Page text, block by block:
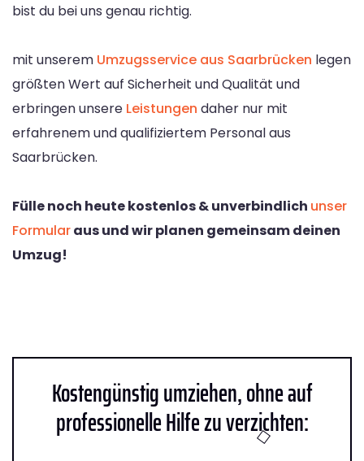
bist du bei uns genau richtig.
mit unserem Umzugsservice aus Saarbrücken legen
größten Wert auf Sicherheit und Qualität und
erbringen unsere Leistungen daher nur mit
erfahrenem und qualifiziertem Personal aus
Saarbrücken.
Fülle noch heute kostenlos & unverbindlich unser
Formularaus und wir planen gemeinsam deinen
Umzug!
Kostengünstig umziehen, ohne auf
professionelle Hilfe zu verzichten: